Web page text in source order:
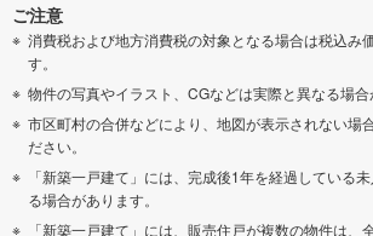
ご注意
消費税および地方消費税の対象となる場合は税込み
す。
物件の写真やイラスト、CGなどは実際と異なる場合
市区町村の合併などにより、地図が表示されない場
ださい。
「新築一戸建て」には、完成後1年を経過している
る場合があります。
「新築一戸建て」には、販売住戸が複数の物件は、